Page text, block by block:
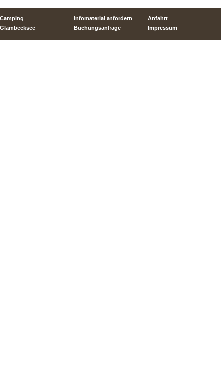
Camping
Glambecksee
Infomaterial anfordern
Buchungsanfrage
Anfahrt
Impressum